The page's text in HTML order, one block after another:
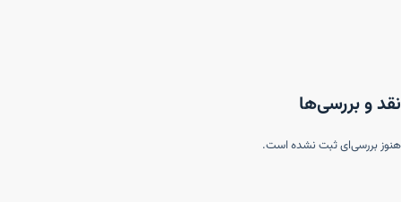
نقد و بررسی‌ها
هنوز بررسی‌ای ثبت نشده است.